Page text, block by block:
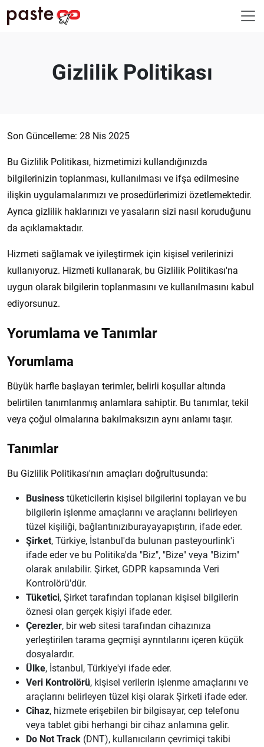
Gizlilik Politikası
Son Güncelleme: 28 Nis 2025
Bu Gizlilik Politikası, hizmetimizi kullandığınızda
bilgilerinizin toplanması, kullanılması ve ifşa edilmesine
ilişkin uygulamalarımızı ve prosedürlerimizi özetlemektedir.
Ayrıca gizlilik haklarınızı ve yasaların sizi nasıl koruduğunu
da açıklamaktadır.
Hizmeti sağlamak ve iyileştirmek için kişisel verilerinizi
kullanıyoruz. Hizmeti kullanarak, bu Gizlilik Politikası'na
uygun olarak bilgilerin toplanmasını ve kullanılmasını kabul
ediyorsunuz.
Yorumlama ve Tanımlar
Yorumlama
Büyük harfle başlayan terimler, belirli koşullar altında
belirtilen tanımlanmış anlamlara sahiptir. Bu tanımlar, tekil
veya çoğul olmalarına bakılmaksızın aynı anlamı taşır.
Tanımlar
Bu Gizlilik Politikası'nın amaçları doğrultusunda:
Business tüketicilerin kişisel bilgilerini toplayan ve bu
bilgilerin işlenme amaçlarını ve araçlarını belirleyen
tüzel kişiliği, bağlantınızıburayayapıştırın, ifade eder.
Şirket, Türkiye, İstanbul'da bulunan pasteyourlink'i
ifade eder ve bu Politika'da "Biz", "Bize" veya "Bizim"
olarak anılabilir. Şirket, GDPR kapsamında Veri
Kontrolörü'dür.
Tüketici, Şirket tarafından toplanan kişisel bilgilerin
öznesi olan gerçek kişiyi ifade eder.
Çerezler, bir web sitesi tarafından cihazınıza
yerleştirilen tarama geçmişi ayrıntılarını içeren küçük
dosyalardır.
Ülke, İstanbul, Türkiye'yi ifade eder.
Veri Kontrolörü, kişisel verilerin işlenme amaçlarını ve
araçlarını belirleyen tüzel kişi olarak Şirketi ifade eder.
Cihaz, hizmete erişebilen bir bilgisayar, cep telefonu
veya tablet gibi herhangi bir cihaz anlamına gelir.
Do Not Track (DNT), kullanıcıların çevrimiçi takibi